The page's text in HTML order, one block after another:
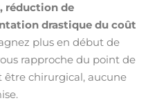
réduction de
drastique du coût
plus en début de
rapproche du point de
être chirurgical, aucune